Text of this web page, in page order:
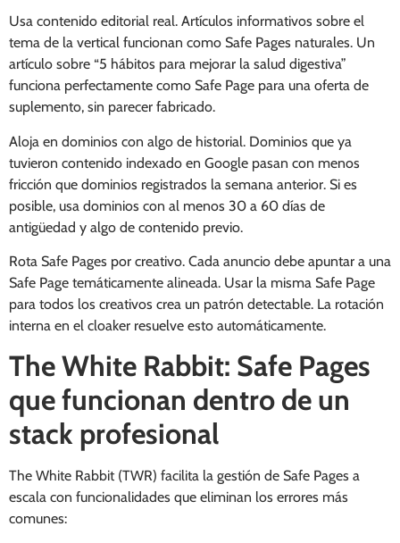
Usa contenido editorial real. Artículos informativos sobre el
tema de la vertical funcionan como Safe Pages naturales. Un
artículo sobre “5 hábitos para mejorar la salud digestiva”
funciona perfectamente como Safe Page para una oferta de
suplemento, sin parecer fabricado.
Aloja en dominios con algo de historial. Dominios que ya
tuvieron contenido indexado en Google pasan con menos
fricción que dominios registrados la semana anterior. Si es
posible, usa dominios con al menos 30 a 60 días de
antigüedad y algo de contenido previo.
Rota Safe Pages por creativo. Cada anuncio debe apuntar a una
Safe Page temáticamente alineada. Usar la misma Safe Page
para todos los creativos crea un patrón detectable. La rotación
interna en el cloaker resuelve esto automáticamente.
The White Rabbit: Safe Pages
que funcionan dentro de un
stack profesional
The White Rabbit (TWR) facilita la gestión de Safe Pages a
escala con funcionalidades que eliminan los errores más
comunes: